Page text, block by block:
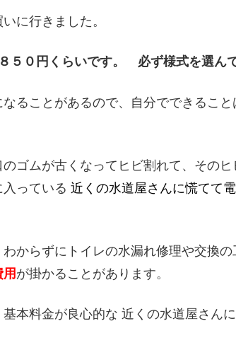
に行きました。
５０円くらいです。 必ず様式を選んで
ることがあるので、自分でできるこ
ゴムが古くなってヒビ割れて、その
っている 近くの水道屋さんに慌てて
からずにトイレの水漏れ修理や交換の
が掛かることがあります。
本料金が良心的な 近くの水道屋さん